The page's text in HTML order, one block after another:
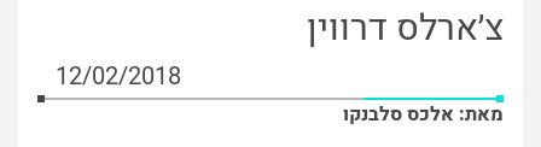
צ׳ארלס דרווין
12/02/2018
מאת: אלכס סלבנקו